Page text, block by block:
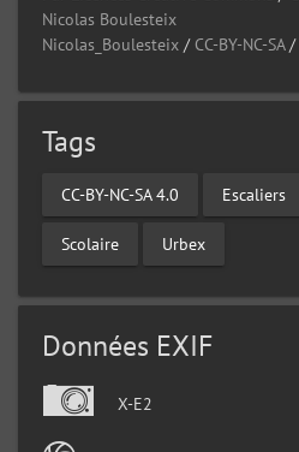
Nicolas Boulesteix
Nicolas_Boulesteix / CC-BY-NC-SA/
Tags
CC-BY-NC-SA 4.0 Escaliers
Scolaire Urbex
Données EXIF
X-E2